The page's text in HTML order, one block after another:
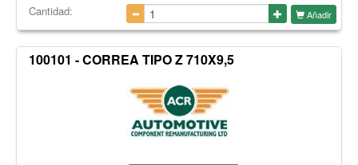
Cantidad: Añadir
100101 - CORREA TIPO Z 710X9,5